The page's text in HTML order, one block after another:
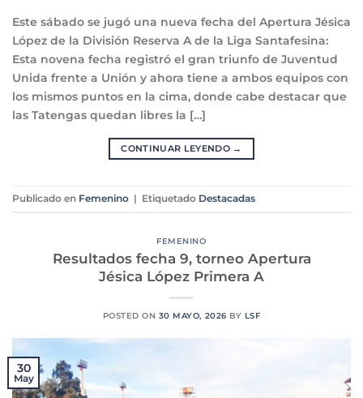
Este sábado se jugó una nueva fecha del Apertura Jésica
López de la División Reserva A de la Liga Santafesina:
Esta novena fecha registró el gran triunfo de Juventud
Unida frente a Unión y ahora tiene a ambos equipos con
los mismos puntos en la cima, donde cabe destacar que
las Tatengas quedan libres la […]
CONTINUAR LEYENDO →
Publicado en Femenino Etiquetado Destacadas
FEMENINO
Resultados fecha 9, torneo Apertura
Jésica López Primera A
POSTED ON 30 MAYO, 2026 BY LSF
30
May